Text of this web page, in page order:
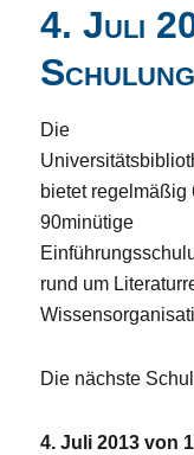
4. Juli
Schulung
Die
bietet regelmäßig
90minütige
rund um
Die nächste
4. Juli 2013 von